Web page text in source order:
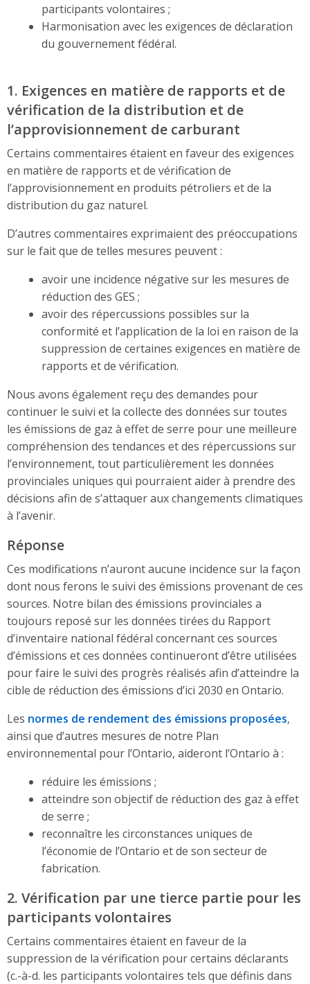
participants volontaires ;
Harmonisation avec les exigences de déclaration
du gouvernement fédéral.
1. Exigences en matière de rapports et de
vérification de la distribution et de
l’approvisionnement de carburant
Certains commentaires étaient en faveur des exigences
en matière de rapports et de vérification de
l’approvisionnement en produits pétroliers et de la
distribution du gaz naturel.
D’autres commentaires exprimaient des préoccupations
sur le fait que de telles mesures peuvent :
avoir une incidence négative sur les mesures de
réduction des GES ;
avoir des répercussions possibles sur la
conformité et l’application de la loi en raison de la
suppression de certaines exigences en matière de
rapports et de vérification.
Nous avons également reçu des demandes pour
continuer le suivi et la collecte des données sur toutes
les émissions de gaz à effet de serre pour une meilleure
compréhension des tendances et des répercussions sur
l’environnement, tout particulièrement les données
provinciales uniques qui pourraient aider à prendre des
décisions afin de s’attaquer aux changements climatiques
à l’avenir.
Réponse
Ces modifications n’auront aucune incidence sur la façon
dont nous ferons le suivi des émissions provenant de ces
sources. Notre bilan des émissions provinciales a
toujours reposé sur les données tirées du Rapport
d’inventaire national fédéral concernant ces sources
d’émissions et ces données continueront d’être utilisées
pour faire le suivi des progrès réalisés afin d’atteindre la
cible de réduction des émissions d’ici 2030 en Ontario.
Les normes de rendement des émissions proposées,
ainsi que d’autres mesures de notre Plan
environnemental pour l’Ontario, aideront l’Ontario à :
réduire les émissions ;
atteindre son objectif de réduction des gaz à effet
de serre ;
reconnaître les circonstances uniques de
l’économie de l’Ontario et de son secteur de
fabrication.
2. Vérification par une tierce partie pour les
participants volontaires
Certains commentaires étaient en faveur de la
suppression de la vérification pour certains déclarants
(c.-à-d. les participants volontaires tels que définis dans